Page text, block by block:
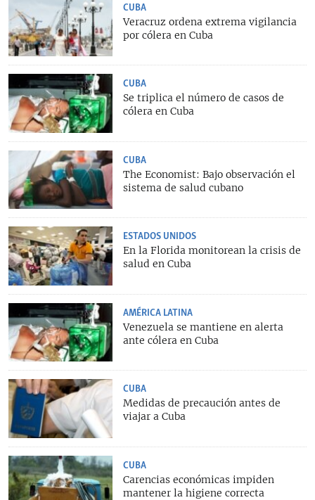
CUBA
Veracruz ordena extrema vigilancia
por cólera en Cuba
CUBA
Se triplica el número de casos de
cólera en Cuba
CUBA
The Economist: Bajo observación el
sistema de salud cubano
ESTADOS UNIDOS
En la Florida monitorean la crisis de
salud en Cuba
AMÉRICA LATINA
Venezuela se mantiene en alerta
ante cólera en Cuba
CUBA
Medidas de precaución antes de
viajar a Cuba
CUBA
Carencias económicas impiden
mantener la higiene correcta